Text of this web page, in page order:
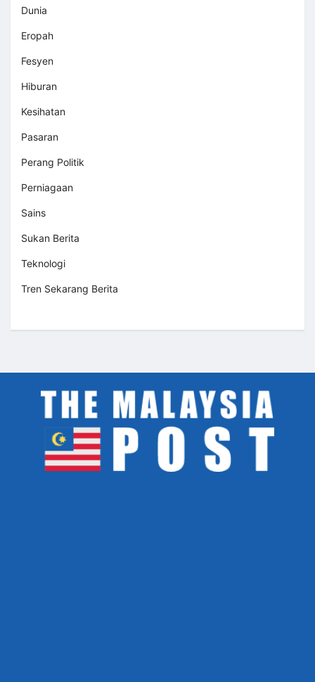
Dunia
Eropah
Fesyen
Hiburan
Kesihatan
Pasaran
Perang Politik
Perniagaan
Sains
Sukan Berita
Teknologi
Tren Sekarang Berita